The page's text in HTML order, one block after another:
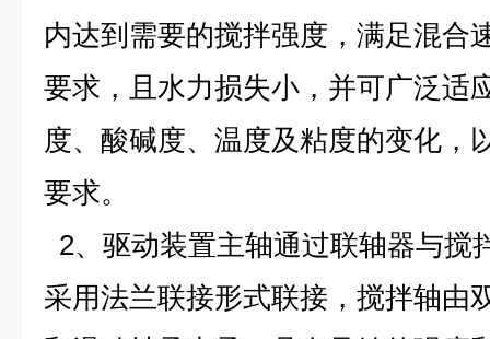
内达到需要的搅拌强度，满足混合
要求，且水力损失小，并可广泛适
度、酸碱度、温度及粘度的变化，
要求。
2、驱动装置主轴通过联轴器与搅
采用法兰联接形式联接，搅拌轴由